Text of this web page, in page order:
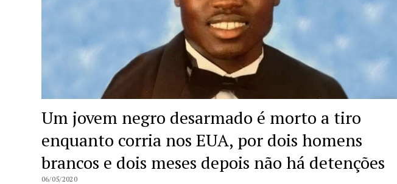
Um jovem negro desarmado é morto a tiro
enquanto corria nos EUA, por dois homens
brancos e dois meses depois não há detenções
06/05/2020